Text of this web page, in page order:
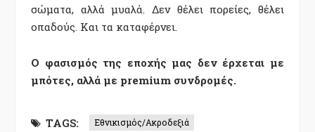
σώματα, αλλά μυαλά. Δεν θέλει πορείες, θέλει
οπαδούς. Και τα καταφέρνει.
Ο φασισμός της εποχής μας δεν έρχεται με
μπότες, αλλά με premium συνδρομές.
TAGS:
Εθνικισμός/Ακροδεξιά